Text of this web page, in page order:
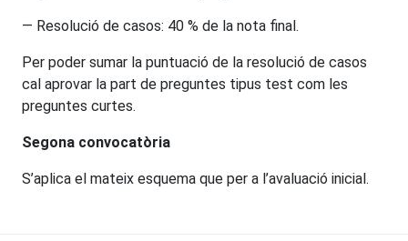
— Resolució de casos: 40 % de la nota final.
Per poder sumar la puntuació de la resolució de casos
cal aprovar la part de preguntes tipus test com les
preguntes curtes.
Segona convocatòria
S’aplica el mateix esquema que per a l’avaluació inicial.